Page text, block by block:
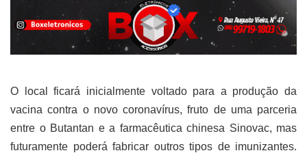
O local ficará inicialmente voltado para a produção da
vacina contra o novo coronavírus, fruto de uma parceria
entre o Butantan e a farmacêutica chinesa Sinovac, mas
futuramente poderá fabricar outros tipos de imunizantes.